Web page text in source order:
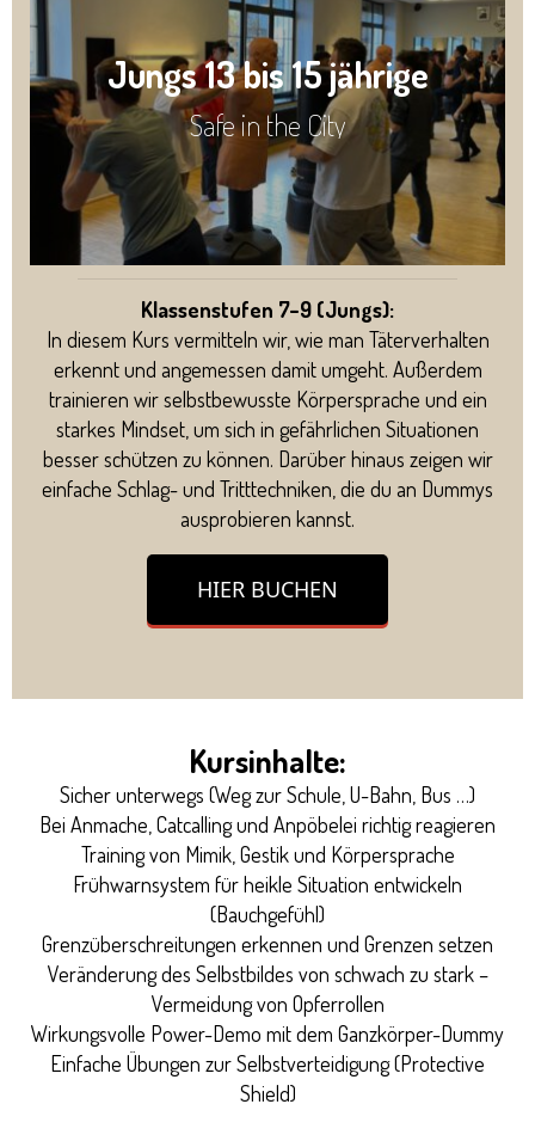
Jungs 13 bis 15 jährige
Safe in the City
Klassenstufen 7–9 (Jungs):
In diesem Kurs vermitteln wir, wie man Täterverhalten
erkennt und angemessen damit umgeht. Außerdem
trainieren wir selbstbewusste Körpersprache und ein
starkes Mindset, um sich in gefährlichen Situationen
besser schützen zu können. Darüber hinaus zeigen wir
einfache Schlag- und Tritttechniken, die du an Dummys
ausprobieren kannst.
HIER BUCHEN
Kursinhalte:
Sicher unterwegs (Weg zur Schule, U-Bahn, Bus …)
Bei Anmache, Catcalling und Anpöbelei richtig reagieren
Training von Mimik, Gestik und Körpersprache
Frühwarnsystem für heikle Situation entwickeln
(Bauchgefühl)
Grenzüberschreitungen erkennen und Grenzen setzen
Veränderung des Selbstbildes von schwach zu stark –
Vermeidung von Opferrollen
Wirkungsvolle Power-Demo mit dem Ganzkörper-Dummy
Einfache Übungen zur Selbstverteidigung (Protective
Shield)